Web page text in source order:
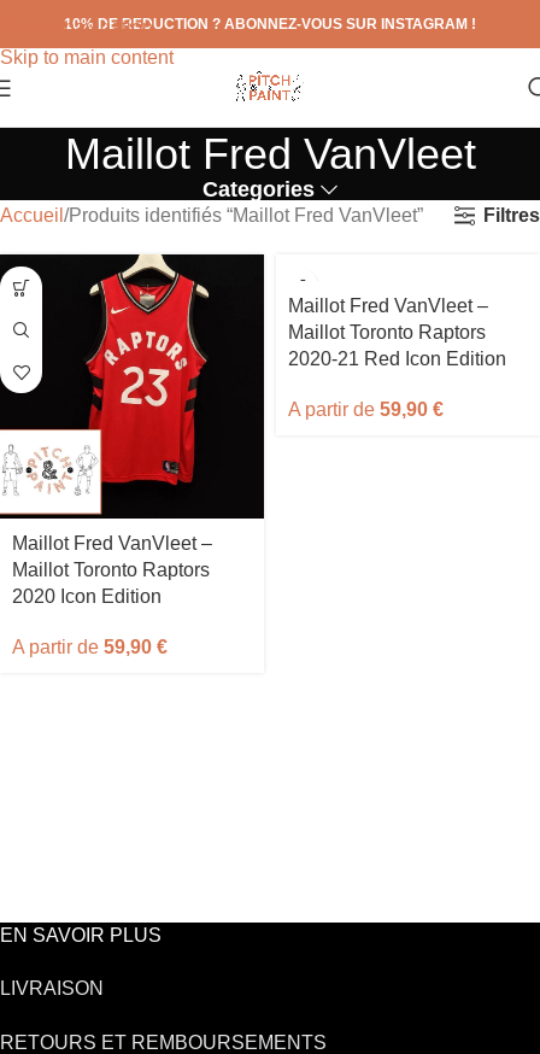
Skip to navigation
Skip to main content
10% DE REDUCTION ? ABONNEZ-VOUS SUR INSTAGRAM !
Maillot Fred VanVleet
Categories
Accueil Produits identifiés “Maillot Fred VanVleet” Filtres
Maillot Fred VanVleet –
Maillot Toronto Raptors
2020 Icon Edition
A partir de 59,90 €
Maillot Fred VanVleet –
Maillot Toronto Raptors
2020-21 Red Icon Edition
A partir de 59,90 €
EN SAVOIR PLUS
LIVRAISON
RETOURS ET REMBOURSEMENTS